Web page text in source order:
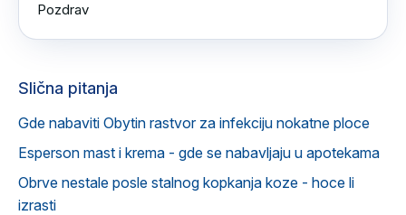
Pozdrav
Slična pitanja
Gde nabaviti Obytin rastvor za infekciju nokatne ploce
Esperson mast i krema - gde se nabavljaju u apotekama
Obrve nestale posle stalnog kopkanja koze - hoce li
izrasti